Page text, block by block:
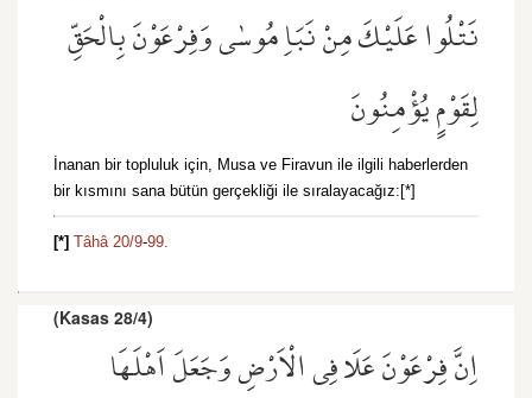
نَتْلُوا عَلَيْكَ مِنْ نَبَاِ مُوسٰى وَفِرْعَوْنَ بِالْحَقِّ
لِقَوْمٍ يُؤْمِنُونَ
İnanan bir topluluk için, Musa ve Firavun ile ilgili haberlerden
bir kısmını sana bütün gerçekliği ile sıralayacağız:[*]
[*] Tâhâ 20/9-99.
(Kasas 28/4)
اِنَّ فِرْعَوْنَ عَلَا فِي الْاَرْضِ وَجَعَلَ اَهْلَهَا